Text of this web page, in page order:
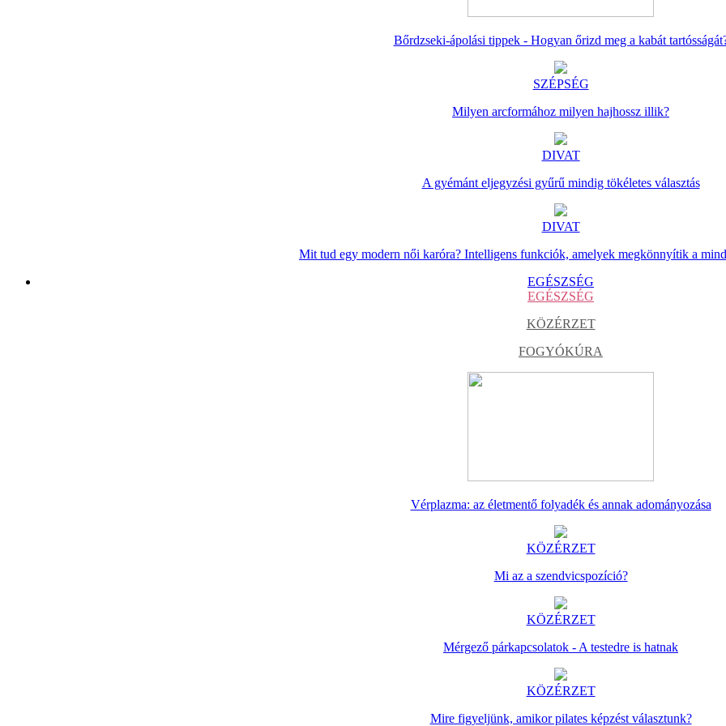
Bőrdzseki-ápolási tippek - Hogyan őrizd meg a kabát
SZÉPSÉG
Milyen arcformához milyen hajhossz illik?
DIVAT
A gyémánt eljegyzési gyűrű mindig tökéletes választás
DIVAT
Mit tud egy modern női karóra? Intelligens funkciók, amelyek megkönnyítik a
EGÉSZSÉG
EGÉSZSÉG
KÖZÉRZET
FOGYÓKÚRA
Vérplazma: az életmentő folyadék és annak adományozása
KÖZÉRZET
Mi az a szendvicspozíció?
KÖZÉRZET
Mérgező párkapcsolatok - A testedre is hatnak
KÖZÉRZET
Mire figyeljünk, amikor pilates képzést választunk?